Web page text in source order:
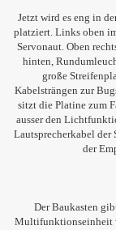
Jetzt wird es eng in
platziert. Links oben
Servonaut. Oben
hinten,
große
Kabelsträngen zur
sitzt die Platine zum
ausser den
Lautsprecherkabel der
der
Der Baukasten
Multifunktionseinheit